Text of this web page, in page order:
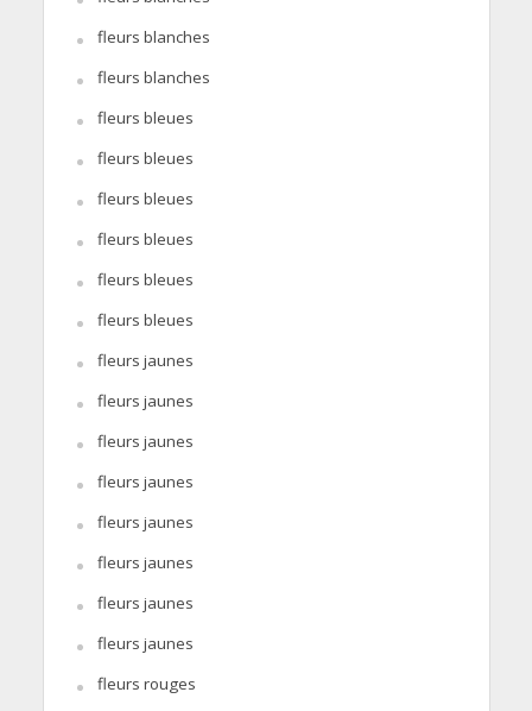
fleurs blanches
fleurs blanches
fleurs bleues
fleurs bleues
fleurs bleues
fleurs bleues
fleurs bleues
fleurs bleues
fleurs jaunes
fleurs jaunes
fleurs jaunes
fleurs jaunes
fleurs jaunes
fleurs jaunes
fleurs jaunes
fleurs jaunes
fleurs rouges